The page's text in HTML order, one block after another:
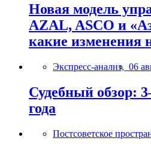
Новая модель
AZAL, ASCO и
какие изменения
Экспресс-анализ, 06
Судебный обзор:
года
Постсоветское